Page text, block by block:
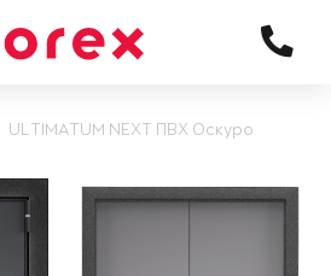
ULTIMATUM NEXT ПВХ Оскуро